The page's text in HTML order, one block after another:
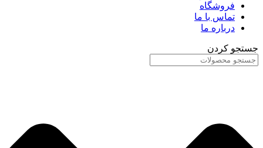
فروشگاه
تماس با ما
درباره ما
جستجو کردن